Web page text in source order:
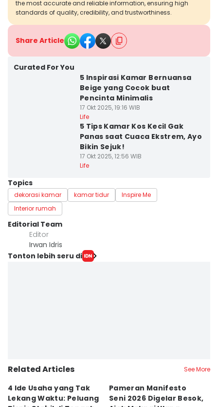
the most accurate and reliable information, ensuring high
standards of quality, credibility, and trustworthiness.
Share Article
Curated For You
5 Inspirasi Kamar Bernuansa
Beige yang Cocok buat
Pencinta Minimalis
17 Okt 2025, 19:16 WIB
Life
5 Tips Kamar Kos Kecil Gak
Panas saat Cuaca Ekstrem, Ayo
Bikin Sejuk!
17 Okt 2025, 12:56 WIB
Life
Topics
dekorasi kamar kamar tidur
Inspire Me
Interior rumah
Editorial Team
Editor
Irwan Idris
Tonton lebih seru di
Related Articles See More
4 Ide Usaha yang Tak
Lekang Waktu: Peluang
Pameran Manifesto
Seni 2026 Digelar Besok,